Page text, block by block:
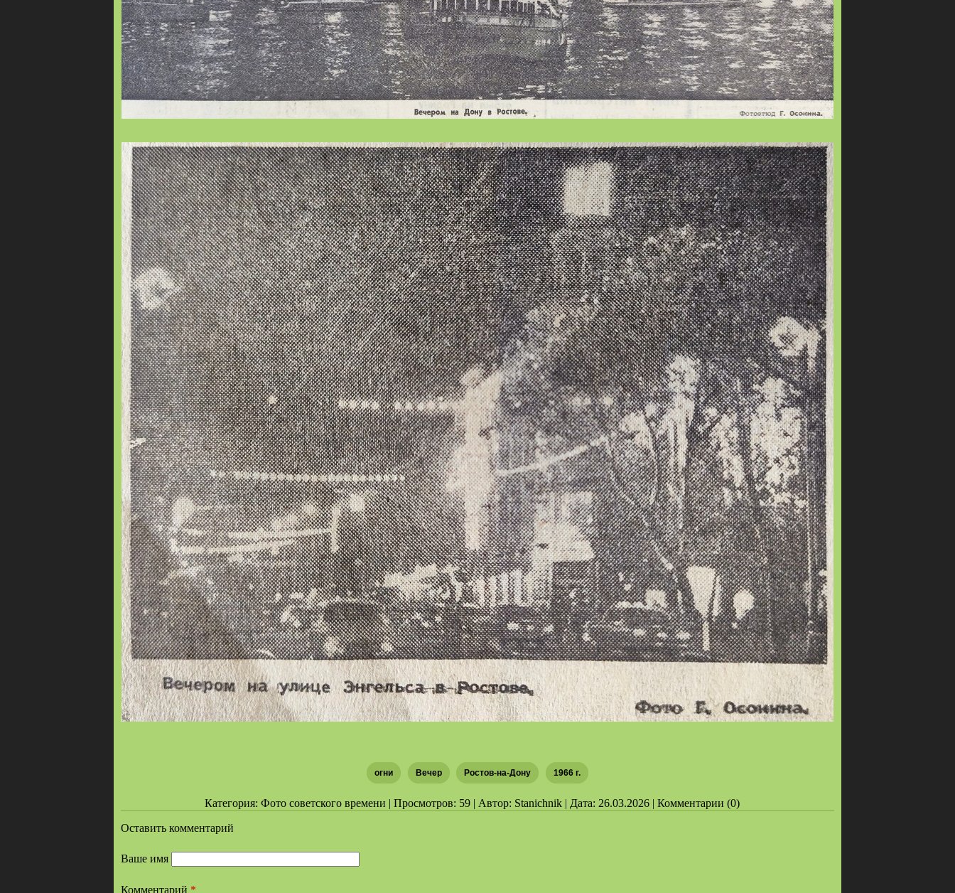
огни Вечер Ростов-на-Дону 1966 г.
Категория: Фото советского времени | Просмотров: 59 | Автор: Stanichnik | Дата: 26.03.2026 | Комментарии (0)
Оставить комментарий
Ваше имя
Комментарий *